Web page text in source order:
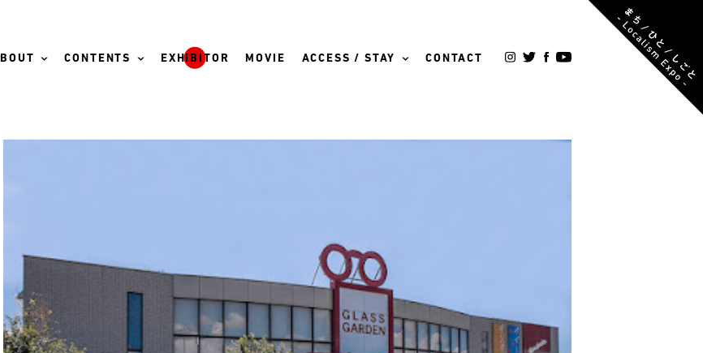
CONTENTS EXHIBITOR MOVIE ACCESS / STAY CONTACT